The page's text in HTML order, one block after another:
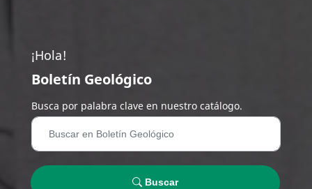
¡Hola!
Boletín Geológico
Busca por palabra clave en nuestro catálogo.
Buscar